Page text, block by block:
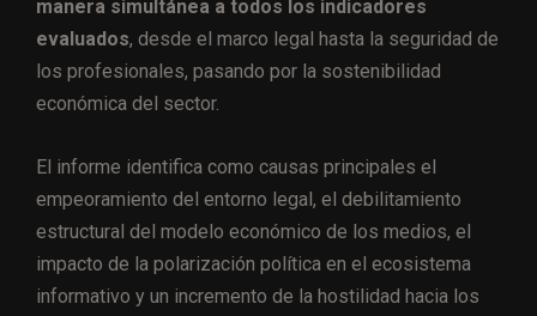
manera simultánea a todos los indicadores
evaluados, desde el marco legal hasta la seguridad de
los profesionales, pasando por la sostenibilidad
económica del sector.
El informe identifica como causas principales el
empeoramiento del entorno legal, el debilitamiento
estructural del modelo económico de los medios, el
impacto de la polarización política en el ecosistema
informativo y un incremento de la hostilidad hacia los